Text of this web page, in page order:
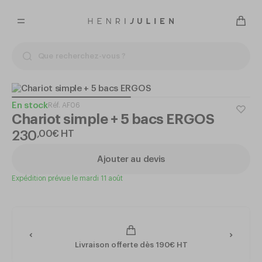
En stockRéf. AF06
Chariot simple + 5 bacs ERGOS
230,00€ HT
Ajouter au devis
Expédition prévue le mardi 11 août
Livraison offerte dès 190€ HT